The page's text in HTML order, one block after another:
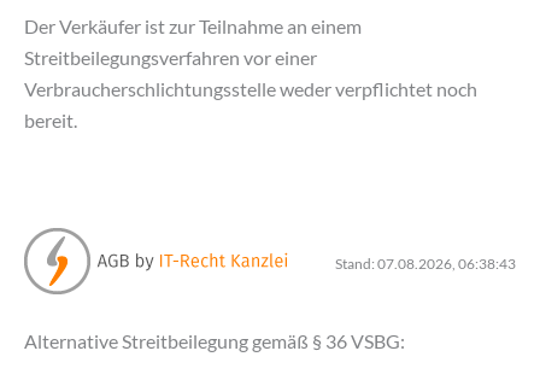
Der Verkäufer ist zur Teilnahme an einem
Streitbeilegungsverfahren vor einer
Verbraucherschlichtungsstelle weder verpflichtet noch
bereit.
Stand: 07.08.2026, 06:38:43
Alternative Streitbeilegung gemäß § 36 VSBG: